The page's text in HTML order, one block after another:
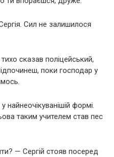
Сил не залишилося
сказав поліцейський,
поки господар у
найнеочікуванішій формі.
таким учителем став пес
— Сергій стояв посеред